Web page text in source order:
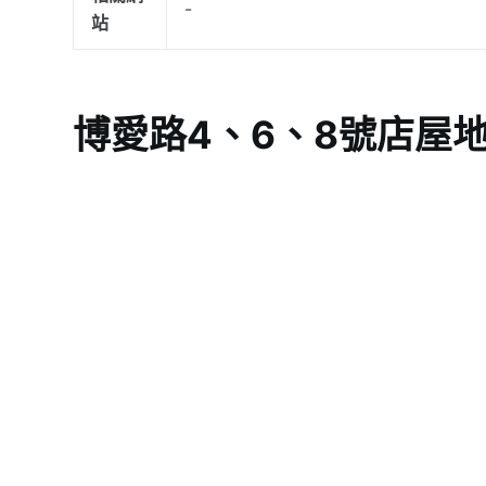
站
-
博愛路4、6、8號店屋